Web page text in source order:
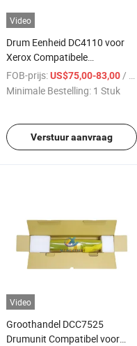
Video
Drum Eenheid DC4110 voor
Xerox Compatibele
DocuCentre 4112 4127 D95
D110 6080
FOB-prijs: US$75,00-83,00 / Stuk
Minimale Bestelling: 1 Stuk
Verstuur aanvraag
Video
Groothandel DCC7525
Drumunit Compatibel voor